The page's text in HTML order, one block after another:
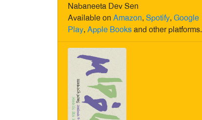
Nabaneeta Dev Sen
Available on Amazon, Spotify, Google
Play, Apple Booksand other platforms.